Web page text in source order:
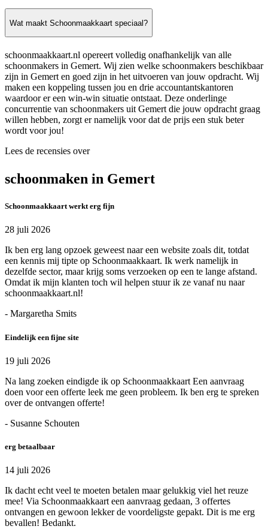
Wat maakt Schoonmaakkaart speciaal?
schoonmaakkaart.nl opereert volledig onafhankelijk van alle
schoonmakers in Gemert. Wij zien welke schoonmakers beschikbaar
zijn in Gemert en goed zijn in het uitvoeren van jouw opdracht. Wij
maken een koppeling tussen jou en drie accountantskantoren
waardoor er een win-win situatie ontstaat. Deze onderlinge
concurrentie van schoonmakers uit Gemert die jouw opdracht graag
willen hebben, zorgt er namelijk voor dat de prijs een stuk beter
wordt voor jou!
Lees de recensies over
schoonmaken in Gemert
Schoonmaakkaart werkt erg fijn
28 juli 2026
Ik ben erg lang opzoek geweest naar een website zoals dit, totdat
een kennis mij tipte op Schoonmaakkaart. Ik werk namelijk in
dezelfde sector, maar krijg soms verzoeken op een te lange afstand.
Omdat ik mijn klanten toch wil helpen stuur ik ze vanaf nu naar
schoonmaakkaart.nl!
- Margaretha Smits
Eindelijk een fijne site
19 juli 2026
Na lang zoeken eindigde ik op Schoonmaakkaart Een aanvraag
doen voor een offerte leek me geen probleem. Ik ben erg te spreken
over de ontvangen offerte!
- Susanne Schouten
erg betaalbaar
14 juli 2026
Ik dacht echt veel te moeten betalen maar gelukkig viel het reuze
mee! Via Schoonmaakkaart een aanvraag gedaan, 3 offertes
ontvangen en gewoon lekker de voordeligste gepakt. Dit is me erg
bevallen! Bedankt.